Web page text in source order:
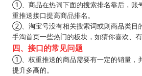
①、商品在热词下面的搜索排名靠后，账
重推送接口提高商品排名。
②、淘宝号没有相关搜索词或则商品类目
手淘首页一些热门的板块，如猜你喜欢、
四、接口的常见问题
①、权重推送的商品需要有一定的销量，
提升多高的。